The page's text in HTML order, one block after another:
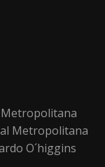
Metropolitana
O´higgins